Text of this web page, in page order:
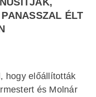
ÉLT
hogy előállították
és Molnár